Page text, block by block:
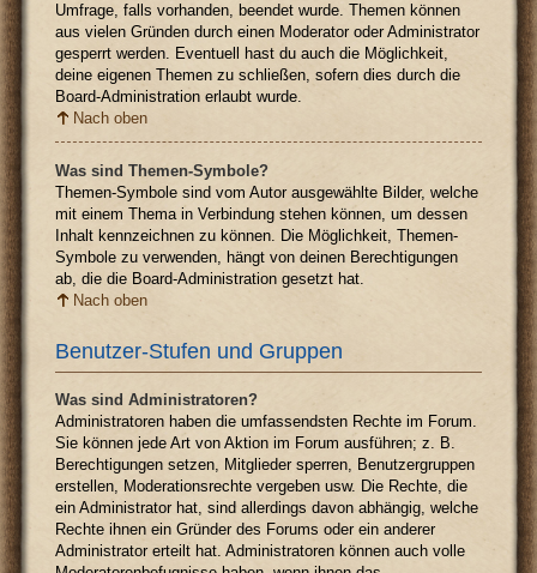
Umfrage, falls vorhanden, beendet wurde. Themen können
aus vielen Gründen durch einen Moderator oder Administrator
gesperrt werden. Eventuell hast du auch die Möglichkeit,
deine eigenen Themen zu schließen, sofern dies durch die
Board-Administration erlaubt wurde.
Nach oben
Was sind Themen-Symbole?
Themen-Symbole sind vom Autor ausgewählte Bilder, welche
mit einem Thema in Verbindung stehen können, um dessen
Inhalt kennzeichnen zu können. Die Möglichkeit, Themen-
Symbole zu verwenden, hängt von deinen Berechtigungen
ab, die die Board-Administration gesetzt hat.
Nach oben
Benutzer-Stufen und Gruppen
Was sind Administratoren?
Administratoren haben die umfassendsten Rechte im Forum.
Sie können jede Art von Aktion im Forum ausführen; z. B.
Berechtigungen setzen, Mitglieder sperren, Benutzergruppen
erstellen, Moderationsrechte vergeben usw. Die Rechte, die
ein Administrator hat, sind allerdings davon abhängig, welche
Rechte ihnen ein Gründer des Forums oder ein anderer
Administrator erteilt hat. Administratoren können auch volle